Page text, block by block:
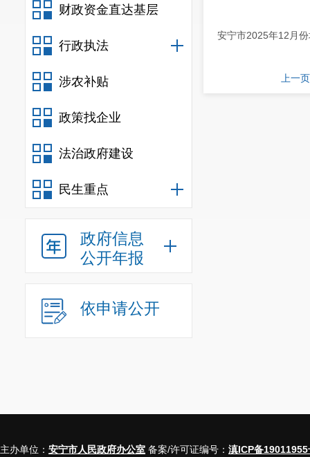
财政资金直达基层
行政执法
涉农补贴
政策找企业
法治政府建设
民生重点
政府信息
公开年报
依申请公开
安宁市2025年12月
上一页
主办单位： 安宁市人民政府办公室 备案/许可证编号： 滇ICP备